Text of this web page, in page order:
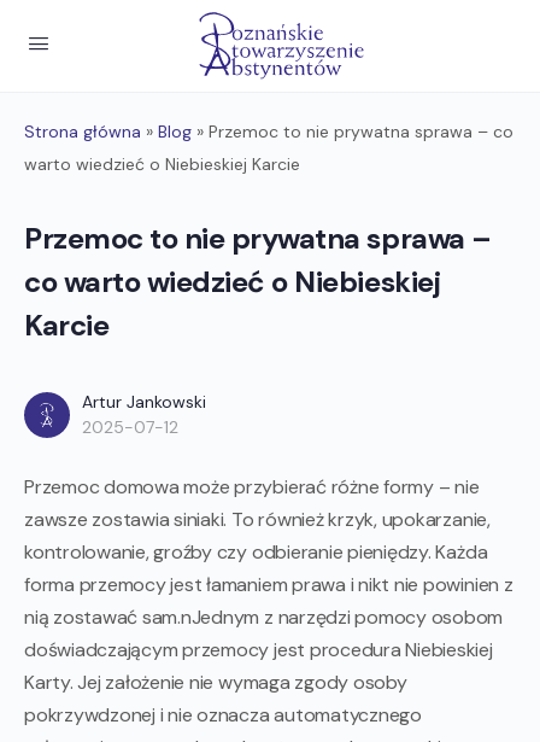
Strona główna » Blog » Przemoc to nie prywatna sprawa – co
warto wiedzieć o Niebieskiej Karcie
Przemoc to nie prywatna sprawa –
co warto wiedzieć o Niebieskiej
Karcie
Artur Jankowski
2025-07-12
Przemoc domowa może przybierać różne formy – nie
zawsze zostawia siniaki. To również krzyk, upokarzanie,
kontrolowanie, groźby czy odbieranie pieniędzy. Każda
forma przemocy jest łamaniem prawa i nikt nie powinien z
nią zostawać sam.nJednym z narzędzi pomocy osobom
doświadczającym przemocy jest procedura Niebieskiej
Karty. Jej założenie nie wymaga zgody osoby
pokrzywdzonej i nie oznacza automatycznego